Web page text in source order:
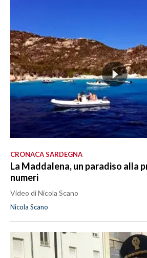
CRONACA SARDEGNA
La Maddalena, un paradiso alla
numeri
Video di Nicola Scano
Nicola Scano